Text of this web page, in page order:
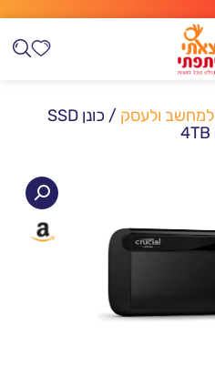
למחשב ולעסק
/ כונן SSD